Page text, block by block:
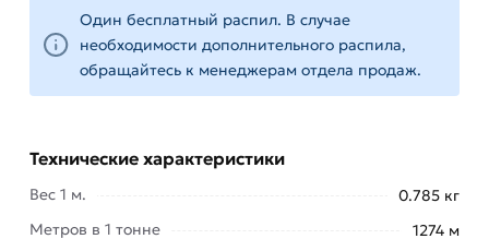
другие виды металлопроката и стальные
металлические детали.
Для приобретения данной позиции, кликните
позвонив по контактам указанным на сайте.
Условия доставки и цены на товар Полоса 25х4
мм из категории
Один бесплатный распил. В случае
необходимости дополнительного распила,
обращайтесь к менеджерам отдела продаж.
Технические характеристики
Вес 1 м.
0.785 кг
Метров в 1 тонне
1274 м